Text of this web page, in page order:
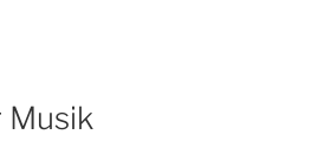
Musik